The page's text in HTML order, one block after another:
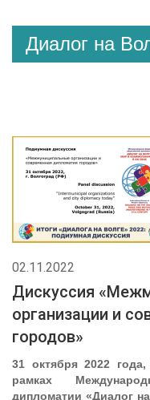
Диалог на
02.11.2022
Дискуссия
организации и
городов»
31 октября 2022
рамках
дипломатии «Диалог